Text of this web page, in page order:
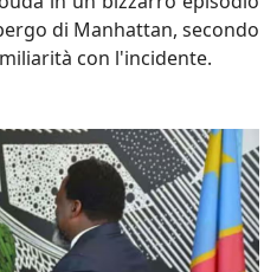
di Manhattan, secondo
con l'incidente.